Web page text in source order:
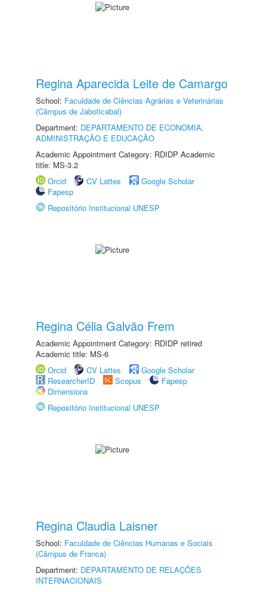
Regina Aparecida Leite de Camargo
School: Faculdade de Ciências Agrárias e Veterinárias
(Câmpus de Jaboticabal)
Department: DEPARTAMENTO DE ECONOMIA,
ADMINISTRAÇÃO E EDUCAÇÃO
Academic Appointment Category: RDIDP Academic
title: MS-3.2
Orcid
CV Lattes
Google Scholar
Fapesp
Repositório Institucional UNESP
Regina Célia Galvão Frem
Academic Appointment Category: RDIDP retired
Academic title: MS-6
Orcid
CV Lattes
Google Scholar
ResearcherID
Scopus
Fapesp
Dimensions
Repositório Institucional UNESP
Regina Claudia Laisner
School: Faculdade de Ciências Humanas e Sociais
(Câmpus de Franca)
Department: DEPARTAMENTO DE RELAÇÕES
INTERNACIONAIS